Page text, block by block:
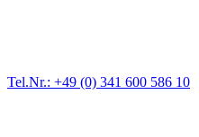
Tel.Nr.: +49 (0) 341 600 586 10